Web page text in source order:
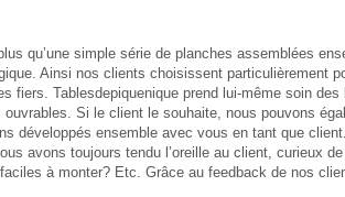
qu’une simple série de planches assemblées
Ainsi nos clients choisissent particulièrement
Tablesdepiquenique prend lui-même soin
Si le client le souhaite, nous pouvons
développés ensemble avec vous en tant que
avons toujours tendu l’oreille au client, curieux
à monter? Etc. Grâce au feedback de nos